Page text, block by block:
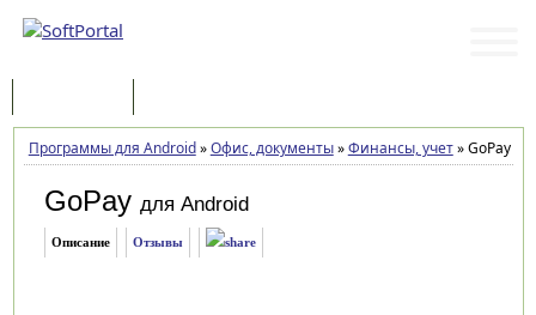
Программы для Android»Офис, документы»Финансы, учет»GoPay
GoPay для Android
Описание Отзывы